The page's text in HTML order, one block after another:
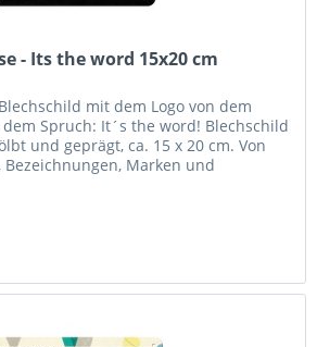
- Its the word 15x20 cm
mit dem Logo von dem
Spruch: It´s the word! Blechschild
und geprägt, ca. 15 x 20 cm. Von
Bezeichnungen, Marken und